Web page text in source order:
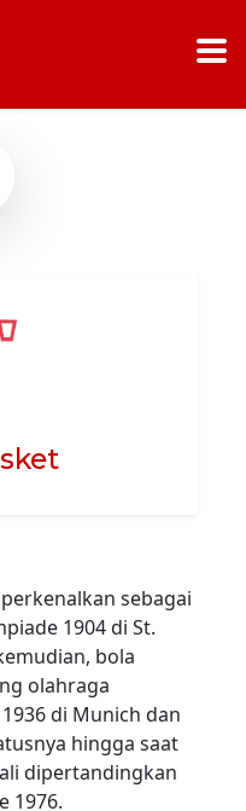
sebagai
1904 di St.
bola
olahraga
di Munich dan
hingga saat
dipertandingkan
1976.